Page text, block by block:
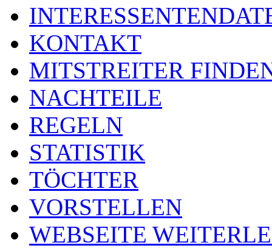
KONTAKT
MITSTREITER
NACHTEILE
REGELN
STATISTIK
TÖCHTER
VORSTELLEN
WEBSEITE